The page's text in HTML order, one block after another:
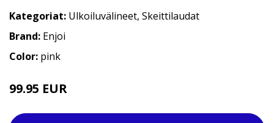
Kategoriat: Ulkoiluvälineet, Skeittilaudat
Brand: Enjoi
Color: pink
99.95 EUR